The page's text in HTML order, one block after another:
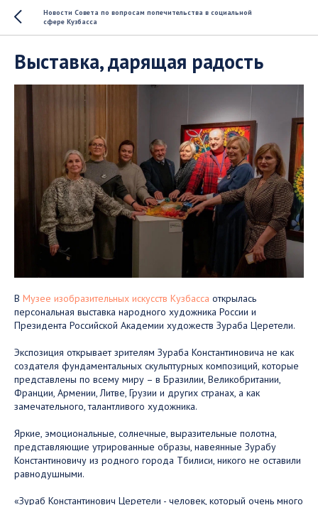
Новости Совета по вопросам попечительства в социальной
сфере Кузбасса
Выставка, дарящая радость
В Музее изобразительных искусств Кузбасса открылась
персональная выставка народного художника России и
Президента Российской Академии художеств Зураба Церетели.
Экспозиция открывает зрителям Зураба Константиновича не как
создателя фундаментальных скульптурных композиций, которые
представлены по всему миру – в Бразилии, Великобритании,
Франции, Армении, Литве, Грузии и других странах, а как
замечательного, талантливого художника.
Яркие, эмоциональные, солнечные, выразительные полотна,
представляющие утрированные образы, навеянные Зурабу
Константиновичу из родного города Тбилиси, никого не оставили
равнодушными.
«Зураб Константинович Церетели - человек, который очень много